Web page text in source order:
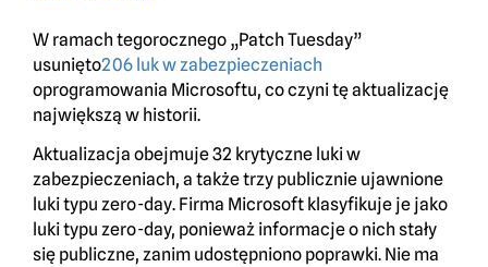
W ramach tegorocznego „Patch Tuesday”
usunięto206 luk w zabezpieczeniach
oprogramowania Microsoftu, co czyni tę aktualizację
największą w historii.
Aktualizacja obejmuje 32 krytyczne luki w
zabezpieczeniach, a także trzy publicznie ujawnione
luki typu zero-day. Firma Microsoft klasyfikuje je jako
luki typu zero-day, ponieważ informacje o nich stały
się publiczne, zanim udostępniono poprawki. Nie ma